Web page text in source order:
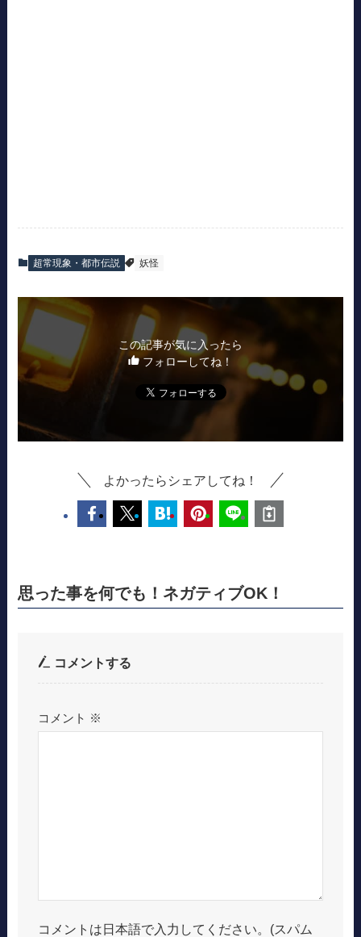
超常現象・都市伝説 妖怪
この記事が気に入ったら
フォローしてね！
よかったらシェアしてね！
思った事を何でも！ネガティブOK！
コメントする
コメント ※
コメントは日本語で入力してください。(スパム